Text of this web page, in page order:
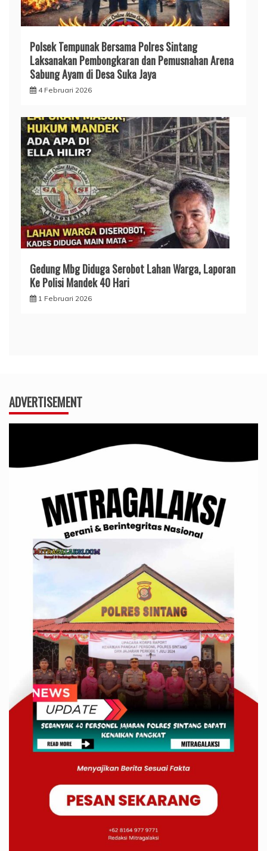
Polsek Tempunak Bersama Polres Sintang
Laksanakan Pembongkaran dan Pemusnahan Arena
Sabung Ayam di Desa Suka Jaya
4 Februari 2026
Gedung Mbg Diduga Serobot Lahan Warga, Laporan
Ke Polisi Mandek 40 Hari
1 Februari 2026
ADVERTISEMENT